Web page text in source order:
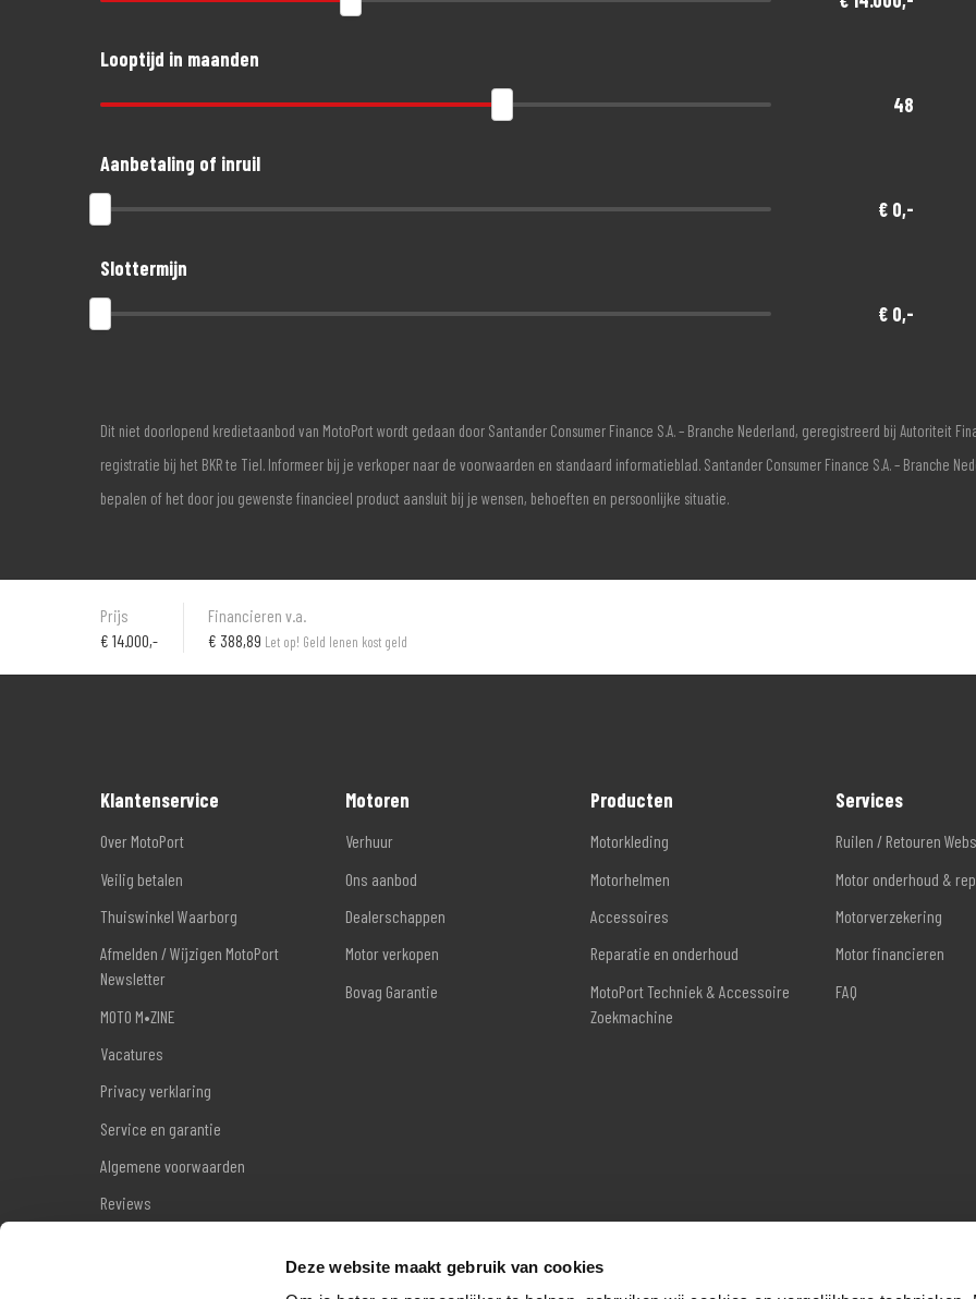
Deze website maakt gebruik van cookies
Looptijd in maanden
48
Aanbetaling of inruil
€ 0,-
Slottermijn
€ 0,-
Dit niet doorlopend kredietaanbod van MotoPort wordt gedaan door Santander Consumer Finance S.A. – Branche Nederland, geregistreerd bij Autoriteit
registratie bij het BKR te Tiel. Informeer bij je verkoper naar de voorwaarden en standaard informatieblad. Santander Consumer Finance S.A. – Branche
bepalen of het door jou gewenste financieel product aansluit bij je wensen, behoeften en persoonlijke situatie.
Prijs
€ 14.000,-
Financieren v.a.
€ 388,89 Let op! Geld lenen kost geld
Klantenservice
Over MotoPort
Veilig betalen
Thuiswinkel Waarborg
Afmelden / Wijzigen MotoPort
Newsletter
MOTO M•ZINE
Vacatures
Privacy verklaring
Service en garantie
Algemene voorwaarden
Reviews
Motoren
Verhuur
Ons aanbod
Dealerschappen
Motor verkopen
Bovag Garantie
Producten
Motorkleding
Motorhelmen
Accessoires
Reparatie en onderhoud
MotoPort Techniek & Accessoire
Zoekmachine
Services
Ruilen / Retouren
Motor onderhoud &
Motorverzekering
Motor financieren
FAQ